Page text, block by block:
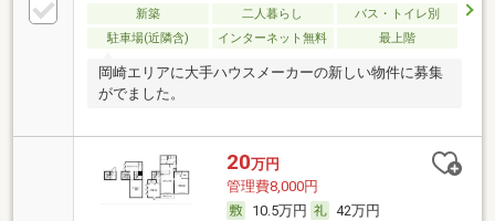
新築 二人暮らし
バス・トイレ別
駐車場(近隣含)
インターネット無料 最上階
岡崎エリアに大手ハウスメーカーの新しい物件に募集
がでました。
20万円
管理費8,000円
10.5万円
42万円